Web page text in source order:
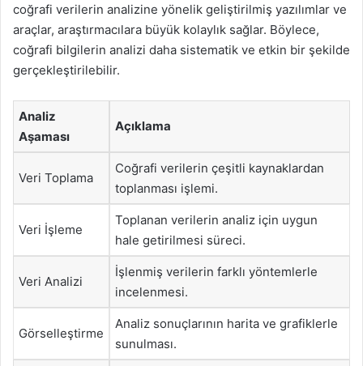
coğrafi verilerin analizine yönelik geliştirilmiş yazılımlar ve
araçlar, araştırmacılara büyük kolaylık sağlar. Böylece,
coğrafi bilgilerin analizi daha sistematik ve etkin bir şekilde
gerçekleştirilebilir.
Analiz
Aşaması
Açıklama
Veri Toplama
Coğrafi verilerin çeşitli kaynaklardan
toplanması işlemi.
Veri İşleme
Toplanan verilerin analiz için uygun
hale getirilmesi süreci.
Veri Analizi
İşlenmiş verilerin farklı yöntemlerle
incelenmesi.
Görselleştirme
Analiz sonuçlarının harita ve grafiklerle
sunulması.